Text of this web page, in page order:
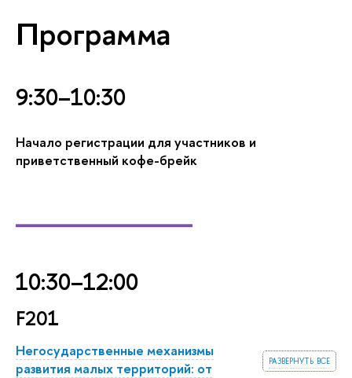
Программа
9:30–10:30
Начало регистрации для участников и
приветственный кофе-брейк
10:30–12:00
F201
развернуть все
Негосударственные механизмы
развития малых территорий: от